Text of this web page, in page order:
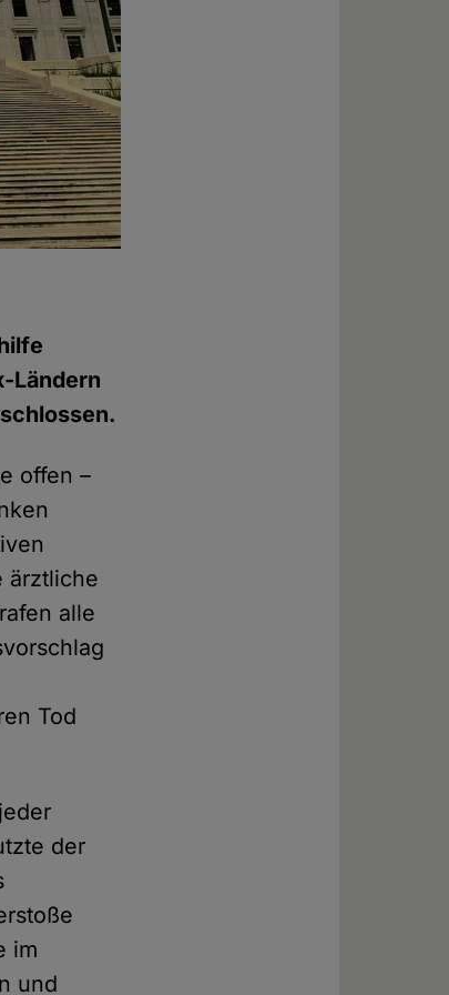
Ländern
offen –
ärztliche
alle
Tod
der
im
und